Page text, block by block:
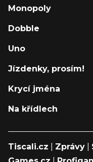
Monopoly
Dobble
Uno
Jízdenky, prosím!
Krycí jména
Na křídlech
Tiscali.cz Zprávy